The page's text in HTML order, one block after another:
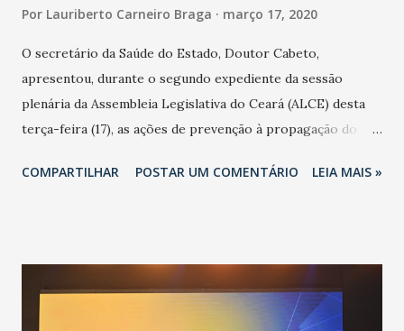
Por Lauriberto Carneiro Braga março 17, 2020
O secretário da Saúde do Estado, Doutor Cabeto,
apresentou, durante o segundo expediente da sessão
plenária da Assembleia Legislativa do Ceará (ALCE) desta
terça-feira (17), as ações de prevenção à propagação do
adotadas pelo Governo do Estado na contenção da
população suspeita e de cuidados com os ambientes
públicos e domiciliares. “Nós não estamos vivendo uma
COMPARTILHAR POSTAR UM COMENTÁRIO LEIA MAIS »